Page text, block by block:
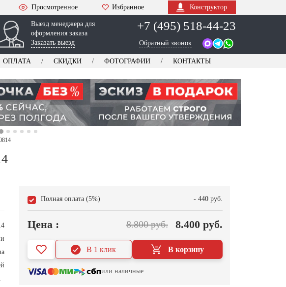
Просмотренное Избранное Конструктор
Выезд менеджера для
оформления заказа
Заказать выезд
+7 (495) 518-44-23
Обратный звонок
ОПЛАТА СКИДКИ ФОТОГРАФИИ КОНТАКТЫ
Полная оплата (5%) - 440 руб.
Цена : 8.800 руб. 8.400 руб.
В корзину
В 1 клик
или наличные.